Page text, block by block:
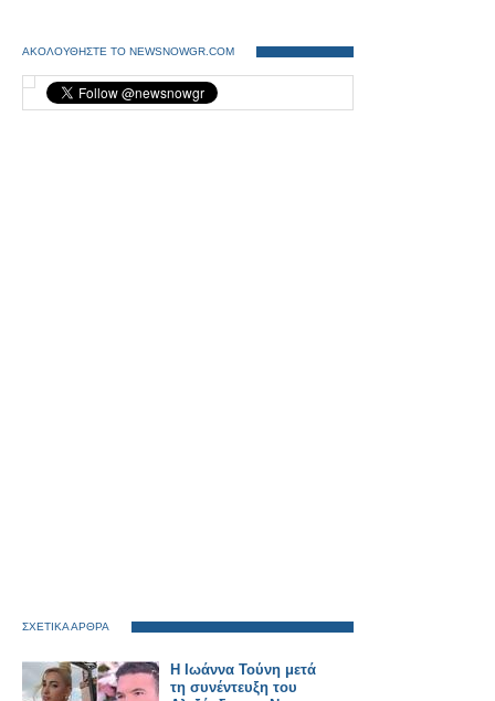
ΑΚΟΛΟΥΘΗΣΤΕ ΤΟ NEWSNOWGR.COM
ΣΧΕΤΙΚΑ ΑΡΘΡΑ
Η Ιωάννα Τούνη μετά
τη συνέντευξη του